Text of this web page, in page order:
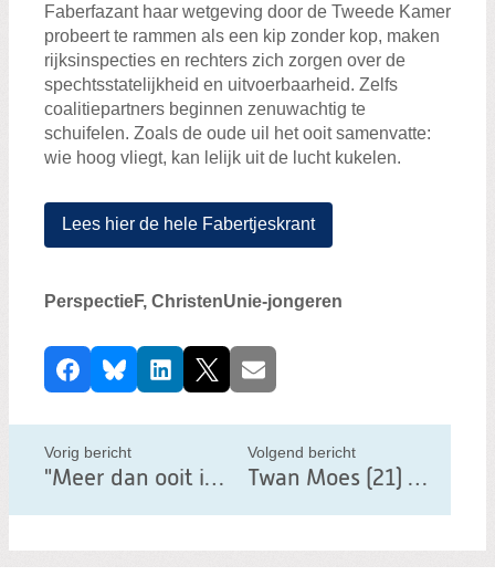
Faberfazant haar wetgeving door de Tweede Kamer
probeert te rammen als een kip zonder kop, maken
rijksinspecties en rechters zich zorgen over de
spechtsstatelijkheid en uitvoerbaarheid. Zelfs
coalitiepartners beginnen zenuwachtig te
schuifelen. Zoals de oude uil het ooit samenvatte:
wie hoog vliegt, kan lelijk uit de lucht kukelen.
Lees hier de hele Fabertjeskrant
PerspectieF, ChristenUnie-jongeren
D
e
e
l
d
b
FacebookBlueskyLinkedIn
X E-mail
Vorig bericht
"Meer dan ooit is Europa aan zet. Verdeeld zijn is niet langer een optie."
Volgend bericht
Twan Moes (21) lijsttrekker voor ChristenUnie Stadskanaal: